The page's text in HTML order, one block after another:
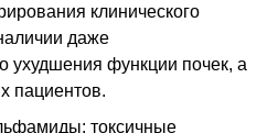
клинического
даже
ухудшения функции почек, а
пациентов.
токсичные